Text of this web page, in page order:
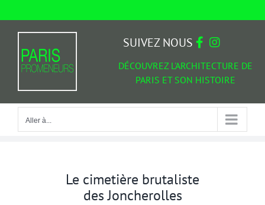
Aller à...
DÉCOUVREZ L'ARCHITECTURE DE
PARIS ET SON HISTOIRE
SUIVEZ NOUS
Aller à...
Le cimetière brutaliste
des Joncherolles